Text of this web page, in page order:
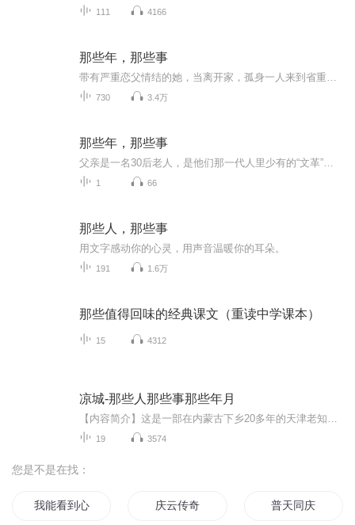
111 4166
那些年，那些事
730 3.4万
那些年，那些事
1 66
那些人，那些事
用文字感动你的心灵，用声音温暖你的耳朵。
191 1.6万
那些值得回味的经典课文（重读中学课本）
15 4312
凉城-那些人那些事那些年月
19 3574
您是不是在找：
我能看到心动值 庆云传奇 普天同庆